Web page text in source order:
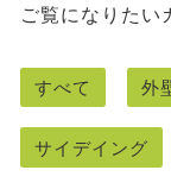
ご覧になりたい
すべて 外
サイデイング